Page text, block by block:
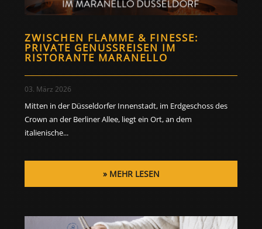
ZWISCHEN FLAMME & FINESSE:
PRIVATE GENUSSREISEN IM
RISTORANTE MARANELLO
03. März 2026
Mitten in der Düsseldorfer Innenstadt, im Erdgeschoss des
Crown an der Berliner Allee, liegt ein Ort, an dem
italienische...
MEHR LESEN